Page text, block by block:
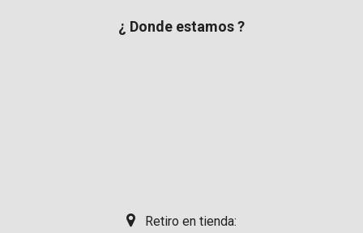
¿ Donde estamos ?
Retiro en tienda: